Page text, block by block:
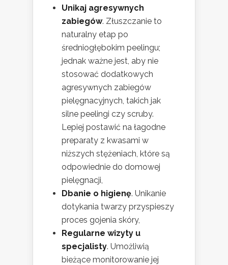
Unikaj agresywnych
zabiegów. Złuszczanie to
naturalny etap po
średniogłębokim peelingu;
jednak ważne jest, aby nie
stosować dodatkowych
agresywnych zabiegów
pielęgnacyjnych, takich jak
silne peelingi czy scruby.
Lepiej postawić na łagodne
preparaty z kwasami w
niższych stężeniach, które są
odpowiednie do domowej
pielęgnacji,
Dbanie o higienę. Unikanie
dotykania twarzy przyspieszy
proces gojenia skóry,
Regularne wizyty u
specjalisty. Umożliwią
bieżące monitorowanie jej